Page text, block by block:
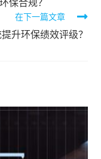
在下一篇文章
升环保绩效评级？